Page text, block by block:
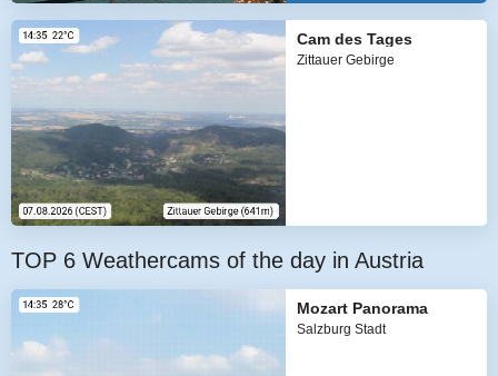
Cam des Tages
Zittauer Gebirge
TOP 6 Weathercams of the day in Austria
Mozart Panorama
Salzburg Stadt